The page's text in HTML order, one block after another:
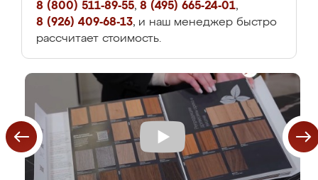
8 (800) 511-89-55, 8 (495) 665-24-01,
8 (926) 409-68-13, и наш менеджер быстро
рассчитает стоимость.